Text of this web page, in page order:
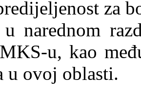
za
narednom
u, kao
u ovoj oblasti.